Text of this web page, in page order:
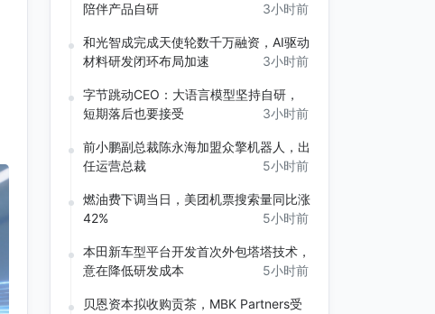
3小时前
陪伴产品自研
3小时前
和光智成完成天使轮数千万融资，AI驱动
材料研发闭环布局加速
3小时前
字节跳动CEO：大语言模型坚持自研，
短期落后也要接受
5小时前
前小鹏副总裁陈永海加盟众擎机器人，出
任运营总裁
5小时前
燃油费下调当日，美团机票搜索量同比涨
42%
5小时前
本田新车型平台开发首次外包塔塔技术，
意在降低研发成本
贝恩资本拟收购贡茶，MBK Partners受